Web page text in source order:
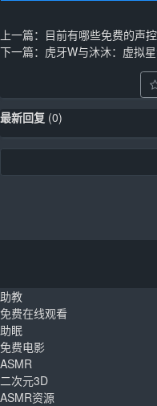
上一篇： 目前有哪些免费的声
下一篇： 虎牙W与沐沐：虚拟
最新回复 (0)
助教
免费在线观看
助眠
免费电影
ASMR
二次元3D
ASMR资源